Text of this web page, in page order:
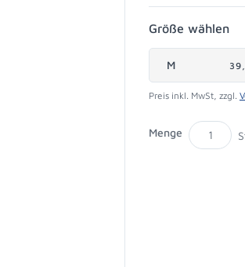
Größe wählen
M
Preis inkl. MwSt, zzgl.
Menge